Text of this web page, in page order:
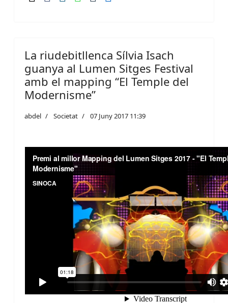
La riudebitllenca Sílvia Isach
guanya al Lumen Sitges Festival
amb el mapping “El Temple del
Modernisme”
abdel Societat 07 Juny 2017 11:39